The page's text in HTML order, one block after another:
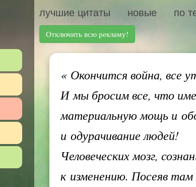
лучшие цитаты новые по
Отключить всю рекламу!
«Окончится война, все
И мы бросим все, что
материальную мощь и
и одурачивание людей!
Человеческих мозг,
к изменению. Посеяв